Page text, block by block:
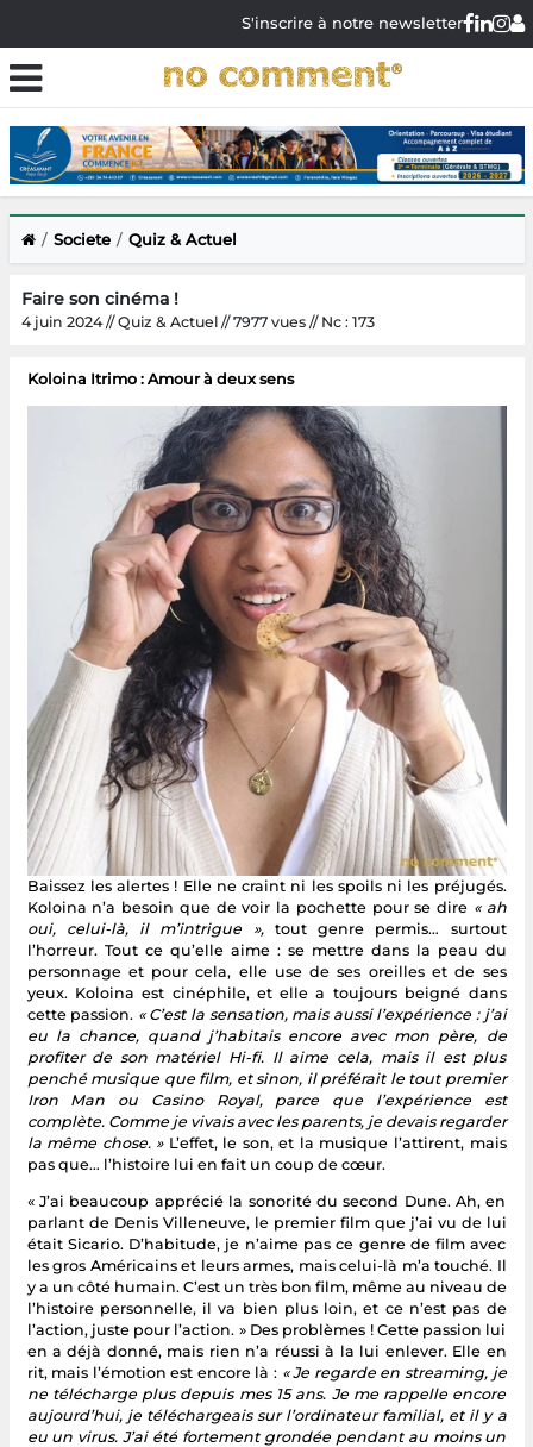
S'inscrire à notre newsletter
Societe Quiz & Actuel
Faire son cinéma !
4 juin 2024 // Quiz & Actuel // 7977 vues // Nc : 173
Koloina Itrimo : Amour à deux sens
Baissez les alertes ! Elle ne craint ni les spoils ni les préjugés.
Koloina n’a besoin que de voir la pochette pour se dire « ah
oui, celui-là, il m’intrigue »,tout genre permis… surtout
l’horreur. Tout ce qu’elle aime : se mettre dans la peau du
personnage et pour cela, elle use de ses oreilles et de ses
yeux. Koloina est cinéphile, et elle a toujours beigné dans
cette passion. « C’est la sensation, mais aussi l’expérience : j’ai
eu la chance, quand j’habitais encore avec mon père, de
profiter de son matériel Hi-fi. Il aime cela, mais il est plus
penché musique que film, et sinon, il préférait le tout premier
Iron Man ou Casino Royal, parce que l’expérience est
complète. Comme je vivais avec les parents, je devais regarder
la même chose. »L’effet, le son, et la musique l’attirent, mais
pas que… l’histoire lui en fait un coup de cœur.
« J’ai beaucoup apprécié la sonorité du second Dune. Ah, en
parlant de Denis Villeneuve, le premier film que j’ai vu de lui
était Sicario. D’habitude, je n’aime pas ce genre de film avec
les gros Américains et leurs armes, mais celui-là m’a touché. Il
y a un côté humain. C’est un très bon film, même au niveau de
l’histoire personnelle, il va bien plus loin, et ce n’est pas de
l’action, juste pour l’action. » Des problèmes ! Cette passion lui
en a déjà donné, mais rien n’a réussi à la lui enlever. Elle en
rit, mais l’émotion est encore là : « Je regarde en streaming, je
ne télécharge plus depuis mes 15 ans. Je me rappelle encore
aujourd’hui, je téléchargeais sur l’ordinateur familial, et il y a
eu un virus. J’ai été fortement grondée pendant au moins un